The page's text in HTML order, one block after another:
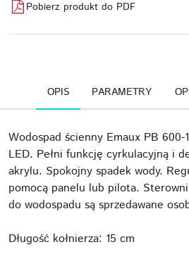
Pobierz produkt do PDF
OPIS PARAMETRY
Wodospad ścienny Emaux PB
LED. Pełni funkcję cyrkulacyjną i
akrylu. Spokojny spadek wody.
pomocą panelu lub pilota.
do wodospadu są sprzedawane
Długość kołnierza: 15 cm